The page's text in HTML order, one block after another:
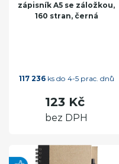
zápisník A5 se záložkou,
160 stran, černá
117 236ks do 4-5 prac. dnů
123 Kč
bez DPH